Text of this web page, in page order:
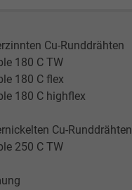
Cu-Runddrähten
180 C TW
180 C flex
180 C highflex
Cu-Runddrähten
250 C TW